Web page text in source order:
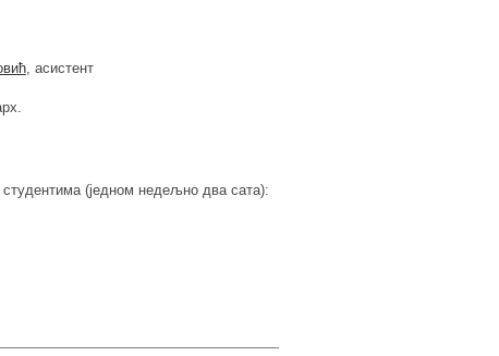
, асистент
студентима (једном недељно два сата):